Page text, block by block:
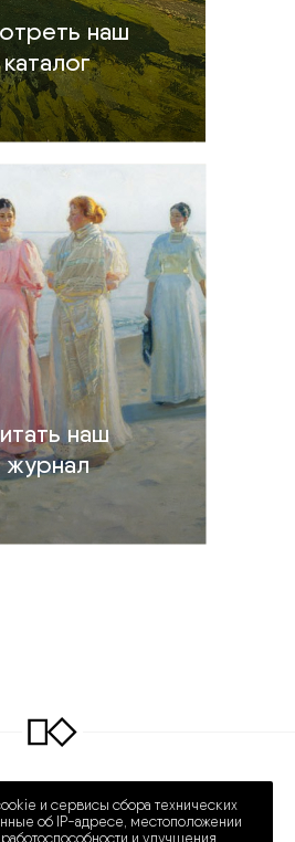
наш
каталог
наш
журнал
2
ПН – СБ 12:00 – 20:00
и сервисы сбора технических
об IP-адресе, местоположении
и улучшения